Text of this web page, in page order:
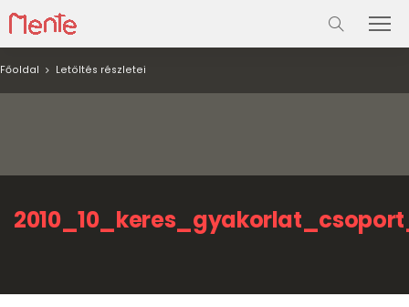
Főoldal Letöltés részletei